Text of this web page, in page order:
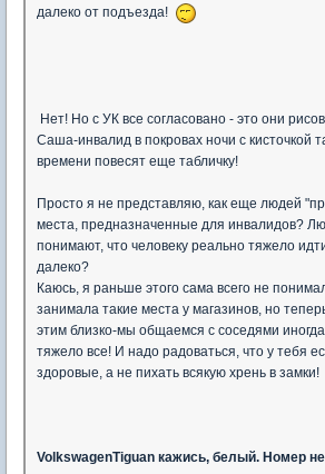
далеко от подъезда!
Нет! Но с УК все согласовано - это они
Саша-инвалид в покровах ночи с кисточкой
времени повесят еще табличку!
Просто я не представляю, как еще людей
места, предназначенные для инвалидов?
понимают, что человеку реально тяжело
далеко?
Каюсь, я раньше этого сама всего не
занимала такие места у магазинов, но
этим близко-мы общаемся с соседями
тяжело все! И надо радоваться, что у тебя
здоровые, а не пихать всякую хрень в замки!
VolkswagenTiguan кажись, белый. Номер